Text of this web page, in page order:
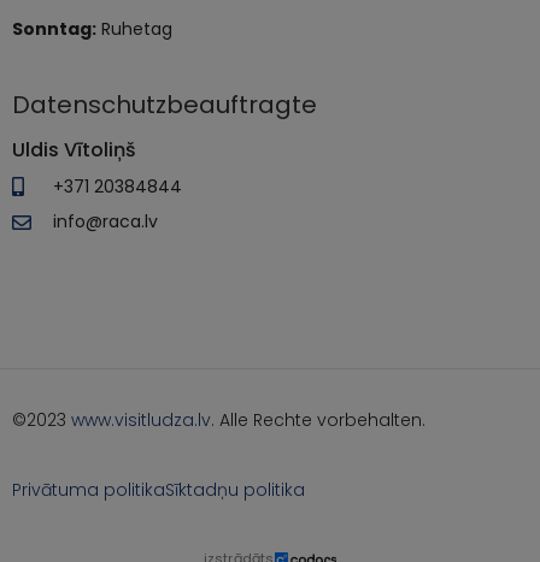
Sonntag: Ruhetag
Datenschutzbeauftragte
Uldis Vītoliņš
+371 20384844
info@raca.lv
©2023 www.visitludza.lv. Alle Rechte vorbehalten.
Privātuma politikaSīktadņu politika